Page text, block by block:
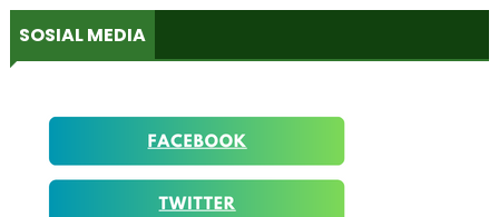
SOSIAL MEDIA